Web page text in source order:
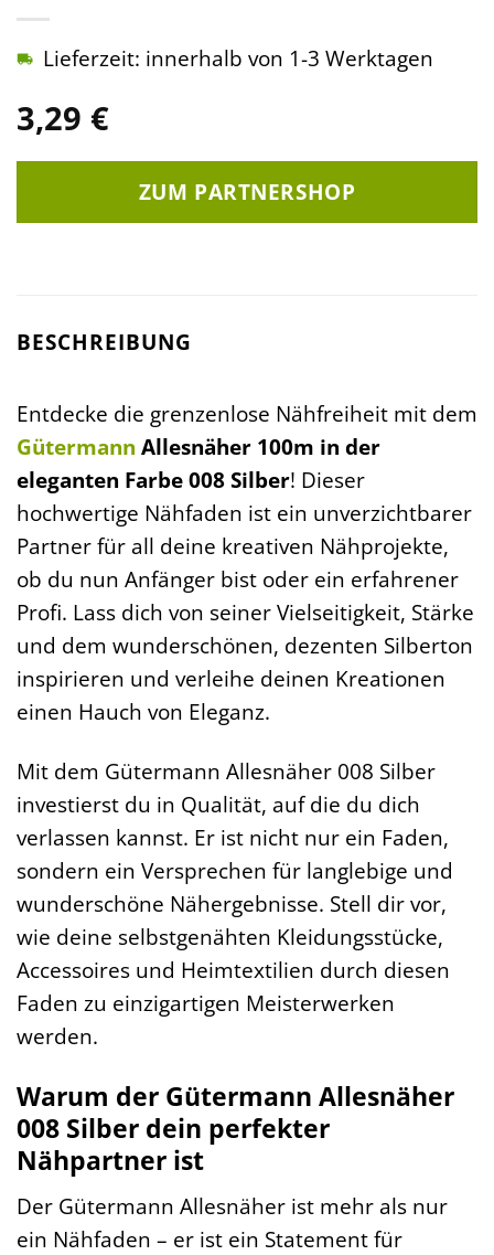
3,29 €
Lieferzeit: innerhalb von 1-3 Werktagen
ZUM PARTNERSHOP
BESCHREIBUNG
Entdecke die grenzenlose Nähfreiheit mit dem
Gütermann Allesnäher 100m in der
eleganten Farbe 008 Silber! Dieser
hochwertige Nähfaden ist ein unverzichtbarer
Partner für all deine kreativen Nähprojekte,
ob du nun Anfänger bist oder ein erfahrener
Profi. Lass dich von seiner Vielseitigkeit, Stärke
und dem wunderschönen, dezenten Silberton
inspirieren und verleihe deinen Kreationen
einen Hauch von Eleganz.
Mit dem Gütermann Allesnäher 008 Silber
investierst du in Qualität, auf die du dich
verlassen kannst. Er ist nicht nur ein Faden,
sondern ein Versprechen für langlebige und
wunderschöne Nähergebnisse. Stell dir vor,
wie deine selbstgenähten Kleidungsstücke,
Accessoires und Heimtextilien durch diesen
Faden zu einzigartigen Meisterwerken
werden.
Warum der Gütermann Allesnäher
008 Silber dein perfekter
Nähpartner ist
Der Gütermann Allesnäher ist mehr als nur
ein Nähfaden – er ist ein Statement für